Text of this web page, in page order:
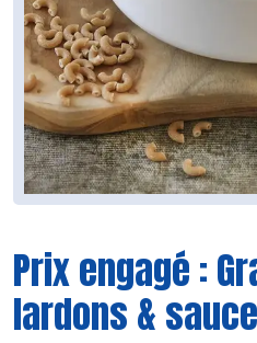
Prix engagé :
lardons &